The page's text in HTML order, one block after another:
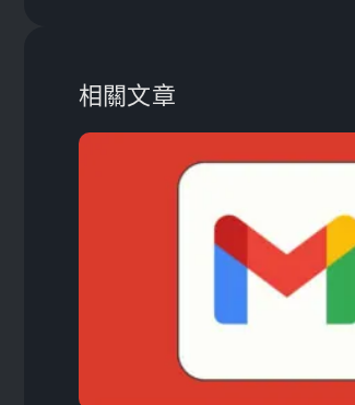
相關文章